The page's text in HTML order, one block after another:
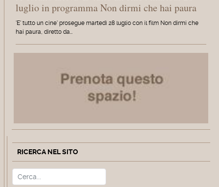
luglio in programma Non dirmi che hai paura
'E' tutto un cine' prosegue martedì 28 luglio con il film Non dirmi che
hai paura, diretto da…
RICERCA NEL SITO
Cerca Type 2 or more characters for